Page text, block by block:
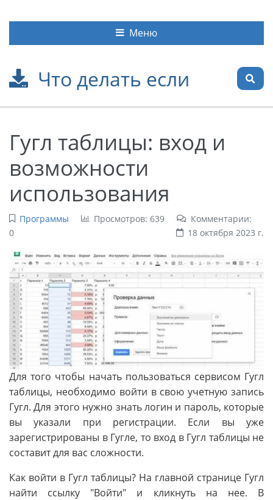
Что делать если
Меню
Гугл таблицы: вход и
возможности
использования
Программы Просмотров: 639
Комментарии:
0
18 октября 2023 г.
Для того чтобы начать пользоваться сервисом Гугл
таблицы, необходимо войти в свою учетную запись
Гугл. Для этого нужно знать логин и пароль, которые
вы указали при регистрации. Если вы уже
зарегистрированы в Гугле, то вход в Гугл таблицы не
составит для вас сложности.
Как войти в Гугл таблицы? На главной странице Гугл
найти ссылку "Войти" и кликнуть на нее. В